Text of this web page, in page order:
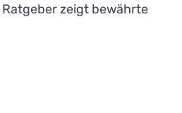
zeigt bewährte